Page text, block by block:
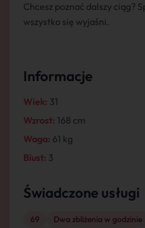
Chcesz poznać dalszy ciąg?
wszystko się wyjaśni.
Informacje
Wiek: 31
Wzrost: 168 cm
Waga: 61 kg
Biust: 3
Świadczone usługi
69 Dwa zbliżenia w godzinie